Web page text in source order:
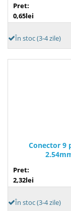
Pret:
0,65lei
În stoc (3-4 zile)
Conector 9
Pret:
2,32lei
În stoc (3-4 zile)